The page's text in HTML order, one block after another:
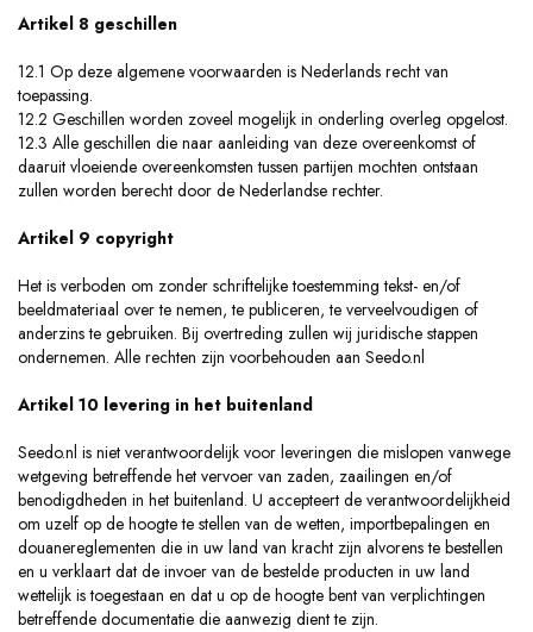
Artikel 8 geschillen
12.1 Op deze algemene voorwaarden is Nederlands recht van
toepassing.
12.2 Geschillen worden zoveel mogelijk in onderling overleg opgelost.
12.3 Alle geschillen die naar aanleiding van deze overeenkomst of
daaruit vloeiende overeenkomsten tussen partijen mochten ontstaan
zullen worden berecht door de Nederlandse rechter.
Artikel 9 copyright
Het is verboden om zonder schriftelijke toestemming tekst- en/of
beeldmateriaal over te nemen, te publiceren, te verveelvoudigen of
anderzins te gebruiken. Bij overtreding zullen wij juridische stappen
ondernemen. Alle rechten zijn voorbehouden aan Seedo.nl
Artikel 10 levering in het buitenland
Seedo.nl is niet verantwoordelijk voor leveringen die mislopen vanwege
wetgeving betreffende het vervoer van zaden, zaailingen en/of
benodigdheden in het buitenland. U accepteert de verantwoordelijkheid
om uzelf op de hoogte te stellen van de wetten, importbepalingen en
douanereglementen die in uw land van kracht zijn alvorens te bestellen
en u verklaart dat de invoer van de bestelde producten in uw land
wettelijk is toegestaan en dat u op de hoogte bent van verplichtingen
betreffende documentatie die aanwezig dient te zijn.